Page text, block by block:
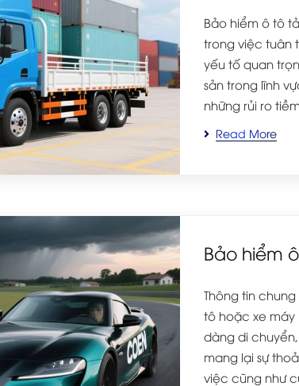
Bảo hiểm ô tô
trong việc tuân
yếu tố quan
sản trong lĩnh
những rủi ro
Read More
Bảo hiểm
Thông tin
tô hoặc xe máy
dàng di
mang lại sự
việc cũng như